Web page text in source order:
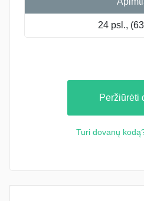
24 psl.,
Peržiūrėti
Turi dovanų